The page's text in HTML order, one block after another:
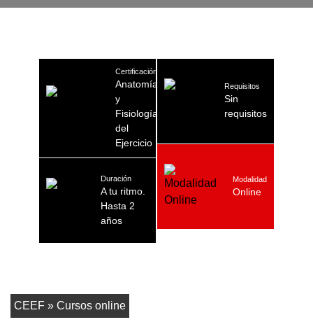
Certificación
Anatomía
y
Fisiología
del
Ejercicio
Duración
A tu ritmo.
Hasta 2
años
Requisitos
Sin
requisitos
Modalidad
Online
CEEF » Cursos online